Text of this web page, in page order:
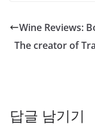
Wine Reviews:
The creator of
답글 남기기